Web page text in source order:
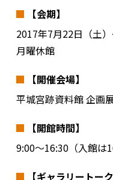
【会期】
2017年7月22日（土）
月曜休館
【開催会場】
平城宮跡資料館 企画
【開館時間】
9:00～16:30（入館は
【ギャラリートーク